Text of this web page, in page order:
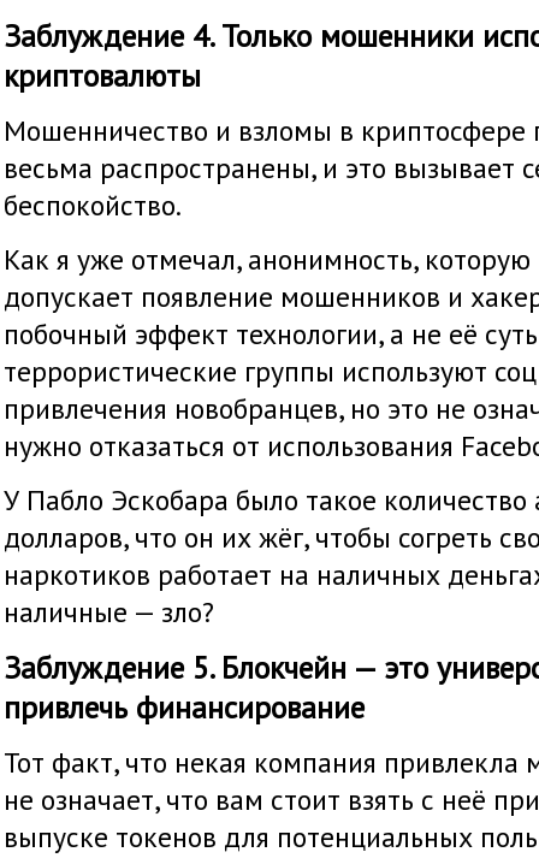
Заблуждение 4. Только мошенники
криптовалюты
Мошенничество и взломы в криптосфере
весьма распространены, и это вызывает
беспокойство.
Как я уже отмечал, анонимность,
допускает появление мошенников и
побочный эффект технологии, а не её
террористические группы используют
привлечения новобранцев, но это не
нужно отказаться от использования
У Пабло Эскобара было такое
долларов, что он их жёг, чтобы согреть
наркотиков работает на наличных
наличные — зло?
Заблуждение 5. Блокчейн — это
привлечь финансирование
Тот факт, что некая компания привлекла
не означает, что вам стоит взять с неё
выпуске токенов для потенциальных